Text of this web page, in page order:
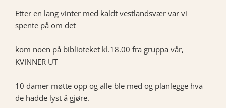
Etter en lang vinter med kaldt vestlandsvær var vi
spente på om det
kom noen på biblioteket kl.18.00 fra gruppa vår,
KVINNER UT
10 damer møtte opp og alle ble med og planlegge hva
de hadde lyst å gjøre.